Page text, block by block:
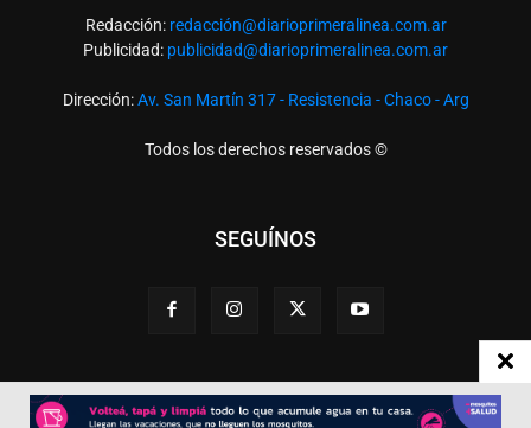
Redacción: redacción@diarioprimeralinea.com.ar
Publicidad: publicidad@diarioprimeralinea.com.ar
Dirección:Av. San Martín 317 - Resistencia - Chaco - Arg
Todos los derechos reservados ©
SEGUÍNOS
Desarrollado porTP. Web Studio